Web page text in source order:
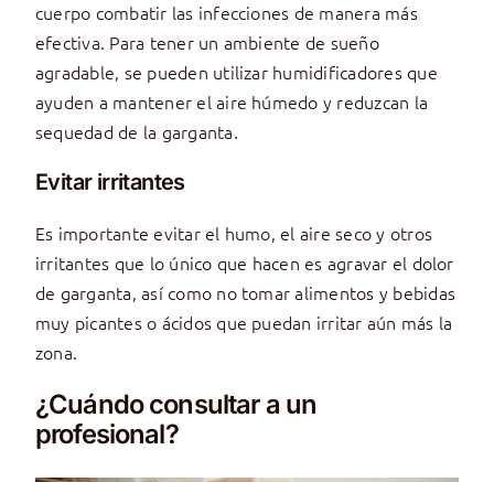
cuerpo combatir las infecciones de manera más
efectiva. Para tener un ambiente de sueño
agradable, se pueden utilizar humidificadores que
ayuden a mantener el aire húmedo y reduzcan la
sequedad de la garganta.
Evitar irritantes
Es importante evitar el humo, el aire seco y otros
irritantes que lo único que hacen es agravar el dolor
de garganta, así como no tomar alimentos y bebidas
muy picantes o ácidos que puedan irritar aún más la
zona.
¿Cuándo consultar a un
profesional?